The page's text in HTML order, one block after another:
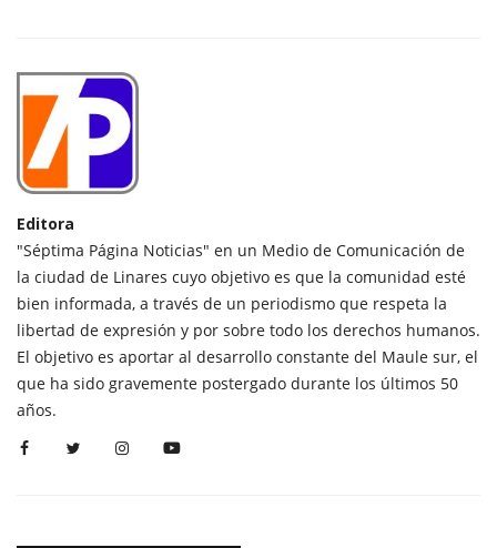
Editora
"Séptima Página Noticias" en un Medio de Comunicación de
la ciudad de Linares cuyo objetivo es que la comunidad esté
bien informada, a través de un periodismo que respeta la
libertad de expresión y por sobre todo los derechos humanos.
El objetivo es aportar al desarrollo constante del Maule sur, el
que ha sido gravemente postergado durante los últimos 50
años.